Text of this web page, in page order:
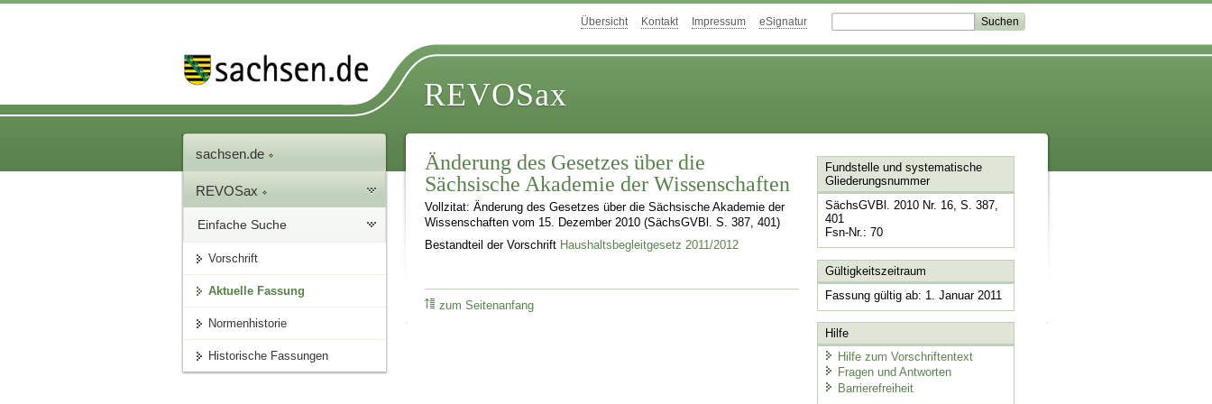
Übersicht Kontakt Impressum eSignatur
REVOSax
sachsen.de
REVOSax
Einfache Suche
Vorschrift
Aktuelle Fassung
Normenhistorie
Historische Fassungen
Änderung des Gesetzes über die
Sächsische Akademie der Wissenschaften
Vollzitat: Änderung des Gesetzes über die Sächsische Akademie der
Wissenschaften vom 15. Dezember 2010 (SächsGVBl. S. 387, 401)
Bestandteil der Vorschrift Haushaltsbegleitgesetz 2011/2012
zum Seitenanfang
Fundstelle und systematische
Gliederungsnummer
SächsGVBl. 2010 Nr. 16, S. 387,
401
Fsn-Nr.: 70
Gültigkeitszeitraum
Fassung gültig ab: 1. Januar 2011
Hilfe
Hilfe zum Vorschriftentext
Fragen und Antworten
Barrierefreiheit